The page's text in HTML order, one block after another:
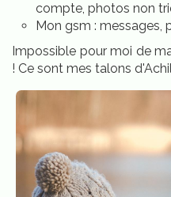
compte, photos non
Mon gsm : messages,
Impossible pour moi de
! Ce sont mes talons